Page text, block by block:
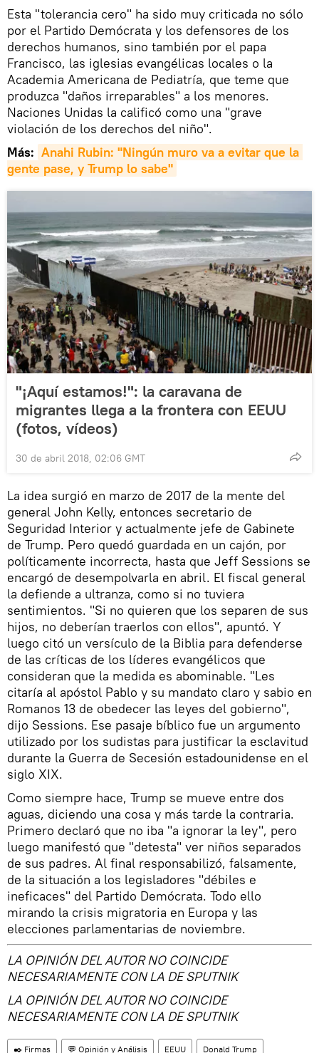
Esta "tolerancia cero" ha sido muy criticada no sólo
por el Partido Demócrata y los defensores de los
derechos humanos, sino también por el papa
Francisco, las iglesias evangélicas locales o la
Academia Americana de Pediatría, que teme que
produzca "daños irreparables" a los menores.
Naciones Unidas la calificó como una "grave
violación de los derechos del niño".
Más: Anahi Rubin: "Ningún muro va a evitar que la
gente pase, y Trump lo sabe"
"¡Aquí estamos!": la caravana de
migrantes llega a la frontera con EEUU
(fotos, vídeos)
30 de abril 2018, 02:06 GMT
La idea surgió en marzo de 2017 de la mente del
general John Kelly, entonces secretario de
Seguridad Interior y actualmente jefe de Gabinete
de Trump. Pero quedó guardada en un cajón, por
políticamente incorrecta, hasta que Jeff Sessions se
encargó de desempolvarla en abril. El fiscal general
la defiende a ultranza, como si no tuviera
sentimientos. "Si no quieren que los separen de sus
hijos, no deberían traerlos con ellos", apuntó. Y
luego citó un versículo de la Biblia para defenderse
de las críticas de los líderes evangélicos que
consideran que la medida es abominable. "Les
citaría al apóstol Pablo y su mandato claro y sabio en
Romanos 13 de obedecer las leyes del gobierno",
dijo Sessions. Ese pasaje bíblico fue un argumento
utilizado por los sudistas para justificar la esclavitud
durante la Guerra de Secesión estadounidense en el
siglo XIX.
Como siempre hace, Trump se mueve entre dos
aguas, diciendo una cosa y más tarde la contraria.
Primero declaró que no iba "a ignorar la ley", pero
luego manifestó que "detesta" ver niños separados
de sus padres. Al final responsabilizó, falsamente,
de la situación a los legisladores "débiles e
ineficaces" del Partido Demócrata. Todo ello
mirando la crisis migratoria en Europa y las
elecciones parlamentarias de noviembre.
LA OPINIÓN DEL AUTOR NO COINCIDE
NECESARIAMENTE CON LA DE SPUTNIK
LA OPINIÓN DEL AUTOR NO COINCIDE
NECESARIAMENTE CON LA DE SPUTNIK
✒️ Firmas 💬 Opinión y Análisis EEUU Donald Trump